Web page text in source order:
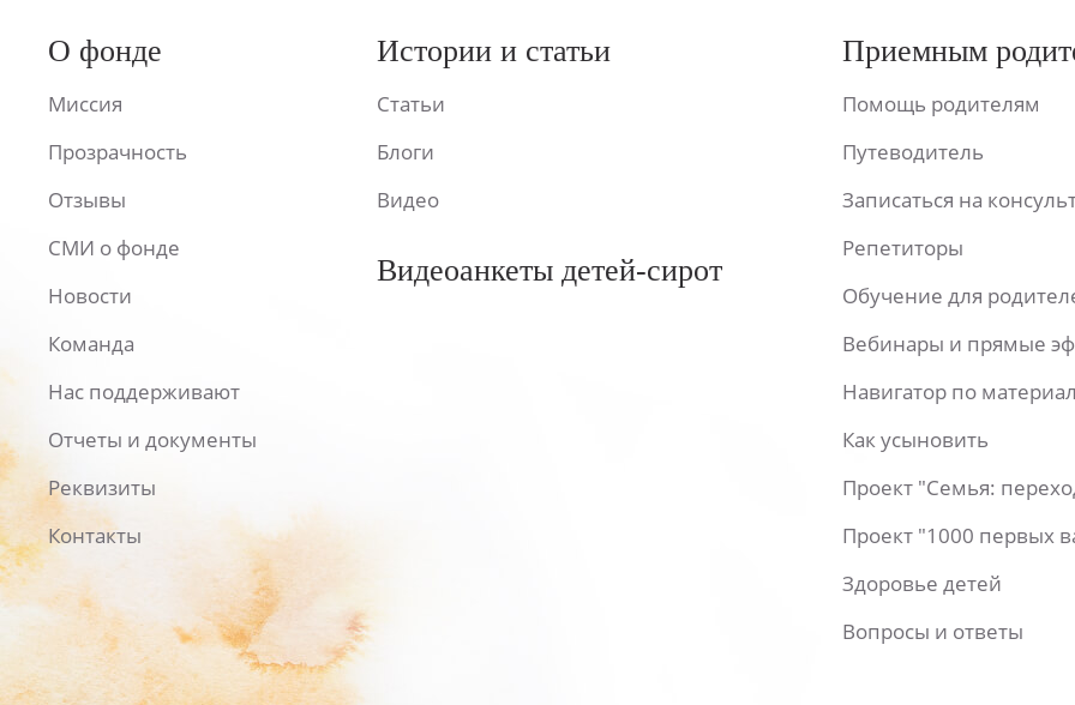
О фонде
Миссия
Прозрачность
Отзывы
СМИ о фонде
Новости
Команда
Нас поддерживают
Отчеты и документы
Реквизиты
Контакты
Истории и статьи
Статьи
Блоги
Видео
Видеоанкеты детей-сирот
Приемным
Помощь родителям
Путеводитель
Записаться на
Репетиторы
Обучение для
Вебинары и прямые
Навигатор по
Как усыновить
Проект "Семья:
Проект "1000 первых
Здоровье детей
Вопросы и ответы